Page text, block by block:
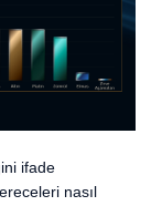
ifade
nasıl